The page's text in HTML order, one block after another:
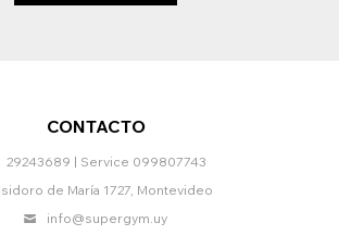
CONTACTO
29243689 | Service 099807743
Isidoro de María 1727, Montevideo
info@supergym.uy